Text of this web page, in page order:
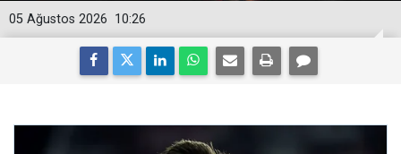
10:26
05 Ağustos 2026